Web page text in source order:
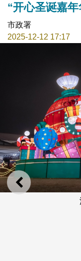
“开心圣诞嘉
市政署
2025-12-12 17:17
上一则